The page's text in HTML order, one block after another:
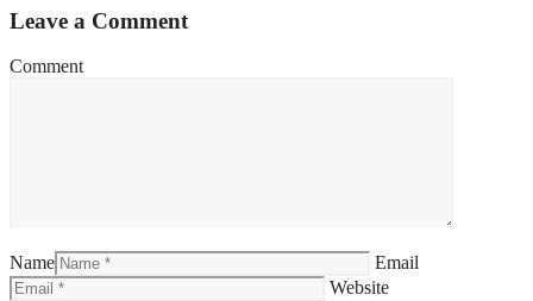
Leave a Comment
Comment
Name
Email
Website